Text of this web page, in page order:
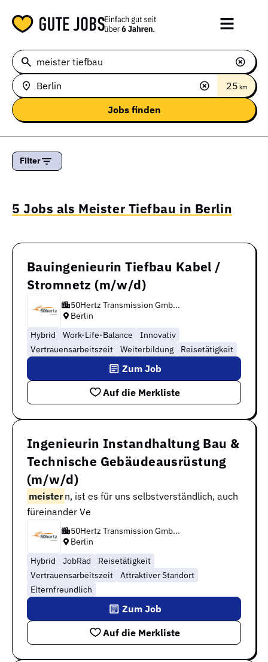
25 km
Filter
5 Jobs als Meister Tiefbau in Berlin
Bauingenieurin Tiefbau Kabel /
Stromnetz (m/w/d)
50Hertz Transmission Gmb...
Berlin
Hybrid
Work-Life-Balance
Innovativ
Vertrauensarbeitszeit
Weiterbildung Reisetätigkeit
Auf die Merkliste
Zum Job
Ingenieurin Instandhaltung Bau &
Technische Gebäudeausrüstung
(m/w/d)
meister n, ist es für uns selbstverständlich, auch
füreinander Ve
50Hertz Transmission Gmb...
Berlin
Hybrid
JobRad
Reisetätigkeit
Vertrauensarbeitszeit
Attraktiver Standort
Elternfreundlich
Auf die Merkliste
Zum Job